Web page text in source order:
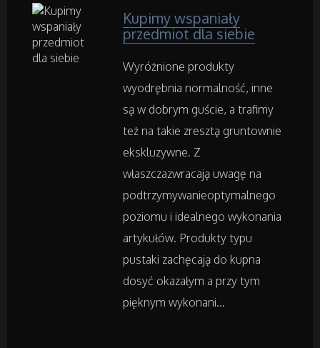
Adwokaci, Porady Prawne
Weterynaryjne, Hodowla Zwierząt
Sprzątanie, Porządkowanie
Serwis
Opieka
Inne Usługi
Noclegi
Kupimy wspaniały
przedmiot dla siebie
Wyróżnione produkty
wyodrębnia normalność, inne
są w dobrym guście, a trafimy
też na takie zresztą gruntownie
ekskluzywne. Z
właszczazwracają uwagę na
podtrzymywanieoptymalnego
poziomu i idealnego wykonania
artykułów. Produkty typu
pustaki zachęcają do kupna
dosyć okazałym a przy tym
pięknym wykonani...